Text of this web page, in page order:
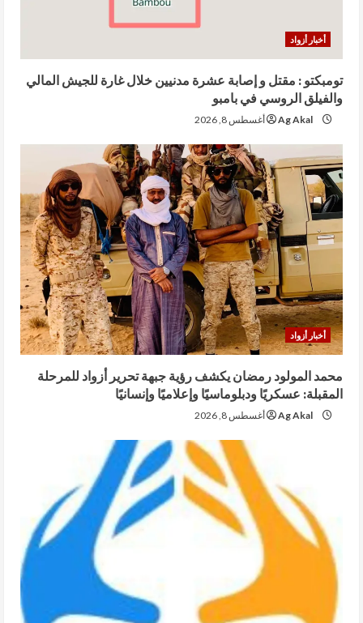
أخبار أزواد
تومبكتو : مقتل و إصابة عشرة مدنيين خلال غارة للجيش المالي
والفيلق الروسي في بامبو
Ag Akal أغسطس 8, 2026
أخبار أزواد
محمد المولود رمضان يكشف رؤية جبهة تحرير أزواد للمرحلة
المقبلة: عسكريًا ودبلوماسيًا وإعلاميًا وإنسانيًا
Ag Akal أغسطس 8, 2026